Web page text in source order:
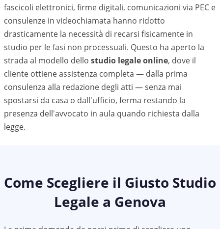
fascicoli elettronici, firme digitali, comunicazioni via PEC e
consulenze in videochiamata hanno ridotto
drasticamente la necessità di recarsi fisicamente in
studio per le fasi non processuali. Questo ha aperto la
strada al modello dello studio legale online, dove il
cliente ottiene assistenza completa — dalla prima
consulenza alla redazione degli atti — senza mai
spostarsi da casa o dall'ufficio, ferma restando la
presenza dell'avvocato in aula quando richiesta dalla
legge.
Come Scegliere il Giusto Studio
Legale a Genova